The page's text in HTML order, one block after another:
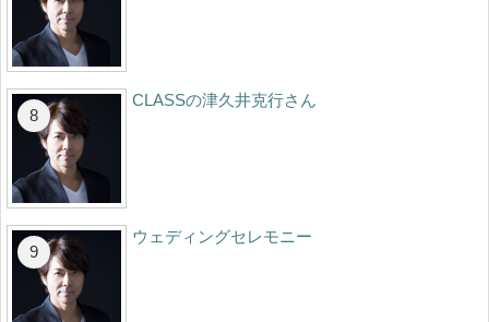
CLASSの津久井克行さん
ウェディングセレモニー